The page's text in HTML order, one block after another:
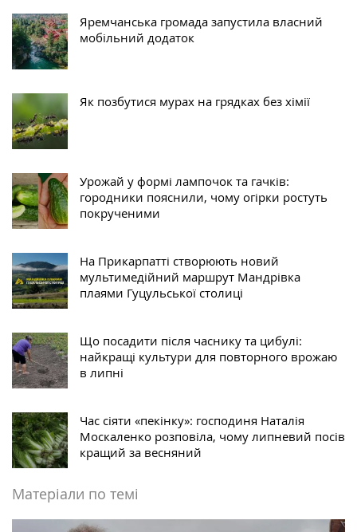
Яремчанська громада запустила власний
мобільний додаток
Як позбутися мурах на грядках без хімії
Урожай у формі лампочок та гачків:
городники пояснили, чому огірки ростуть
покрученими
На Прикарпатті створюють новий
мультимедійний маршрут Мандрівка
плаями Гуцульської столиці
Що посадити після часнику та цибулі:
найкращі культури для повторного врожаю
в липні
Час сіяти «пекінку»: господиня Наталія
Москаленко розповіла, чому липневий посів
кращий за весняний
Матеріали по темі